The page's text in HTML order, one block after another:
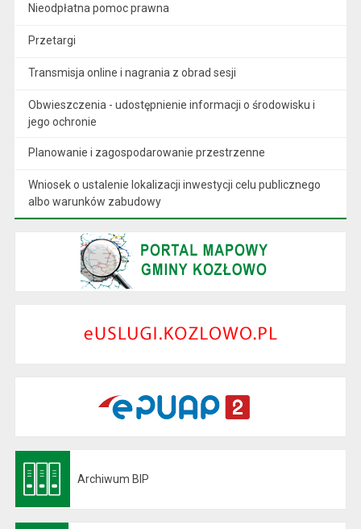
Nieodpłatna pomoc prawna
Przetargi
Transmisja online i nagrania z obrad sesji
Obwieszczenia - udostępnienie informacji o środowisku i
jego ochronie
Planowanie i zagospodarowanie przestrzenne
Wniosek o ustalenie lokalizacji inwestycji celu publicznego
albo warunków zabudowy
Archiwum BIP